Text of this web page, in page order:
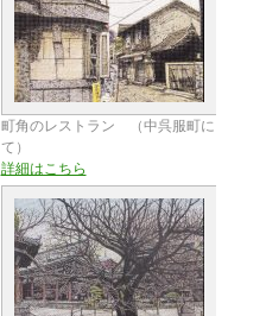
町角のレストラン （中呉服町に
て）
詳細はこちら